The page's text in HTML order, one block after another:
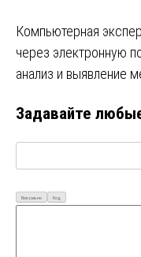
Компьютерная
через электронную
анализ и выявление
Задавайте
Визуально Код